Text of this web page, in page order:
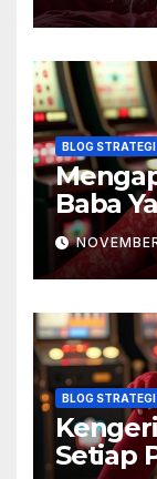
BLOG
Baba
BLOG
Setiap